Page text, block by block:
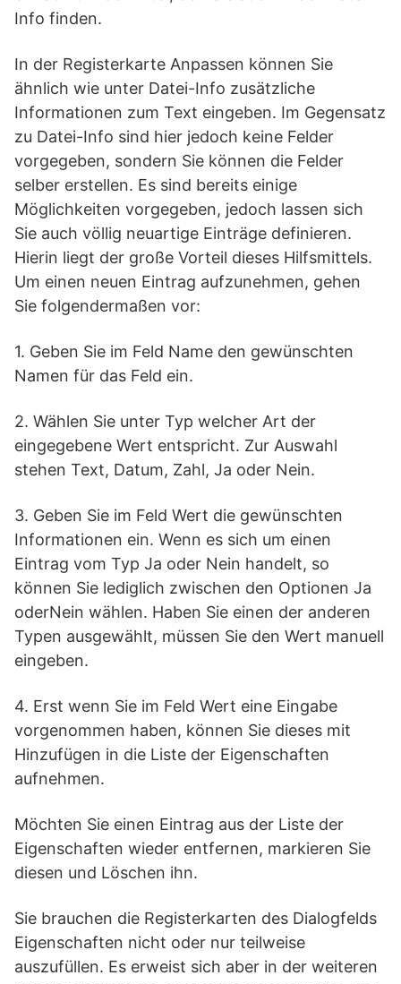
Info finden.
In der Registerkarte Anpassen können Sie
ähnlich wie unter Datei-Info zusätzliche
Informationen zum Text eingeben. Im Gegensatz
zu Datei-Info sind hier jedoch keine Felder
vorgegeben, sondern Sie können die Felder
selber erstellen. Es sind bereits einige
Möglichkeiten vorgegeben, jedoch lassen sich
Sie auch völlig neuartige Einträge definieren.
Hierin liegt der große Vorteil dieses Hilfsmittels.
Um einen neuen Eintrag aufzunehmen, gehen
Sie folgendermaßen vor:
1. Geben Sie im Feld Name den gewünschten
Namen für das Feld ein.
2. Wählen Sie unter Typ welcher Art der
eingegebene Wert entspricht. Zur Auswahl
stehen Text, Datum, Zahl, Ja oder Nein.
3. Geben Sie im Feld Wert die gewünschten
Informationen ein. Wenn es sich um einen
Eintrag vom Typ Ja oder Nein handelt, so
können Sie lediglich zwischen den Optionen Ja
oderNein wählen. Haben Sie einen der anderen
Typen ausgewählt, müssen Sie den Wert manuell
eingeben.
4. Erst wenn Sie im Feld Wert eine Eingabe
vorgenommen haben, können Sie dieses mit
Hinzufügen in die Liste der Eigenschaften
aufnehmen.
Möchten Sie einen Eintrag aus der Liste der
Eigenschaften wieder entfernen, markieren Sie
diesen und Löschen ihn.
Sie brauchen die Registerkarten des Dialogfelds
Eigenschaften nicht oder nur teilweise
auszufüllen. Es erweist sich aber in der weiteren